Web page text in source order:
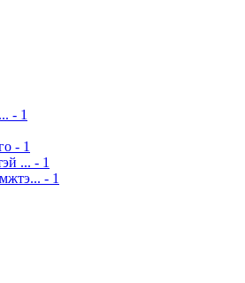
- 1
- 1
... - 1
- 1